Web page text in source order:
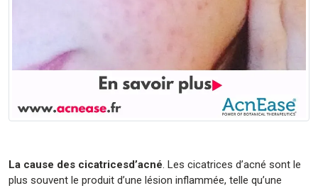
La cause des cicatricesd’acné. Les cicatrices d’acné sont le
plus souvent le produit d’une lésion inflammée, telle qu’une